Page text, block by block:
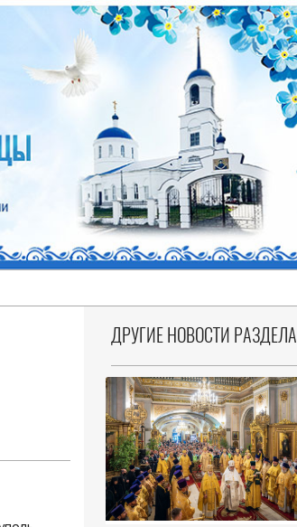
ДРУГИЕ НОВОСТИ РАЗДЕЛА